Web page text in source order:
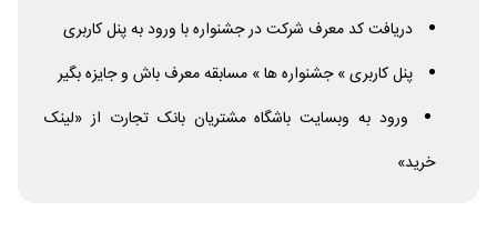
دریافت کد معرف شرکت در جشنواره با ورود به پنل کاربری
پنل کاربری » جشنواره ها » مسابقه معرف باش و جایزه بگیر
ورود به وبسایت باشگاه مشتریان بانک تجارت از «لینک
خرید»